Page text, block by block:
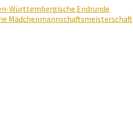
Württembergische Endrunde
Mädchenmannschaftsmeisterschaft